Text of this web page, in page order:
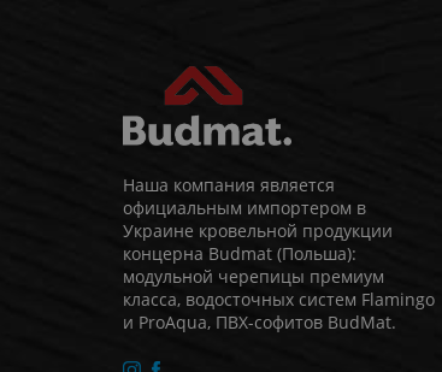
Наша компания является
официальным импортером в
Украине кровельной продукции
концерна Budmat (Польша):
модульной черепицы премиум
класса, водосточных систем Flamingo
и ProAqua, ПВХ-софитов BudMat.